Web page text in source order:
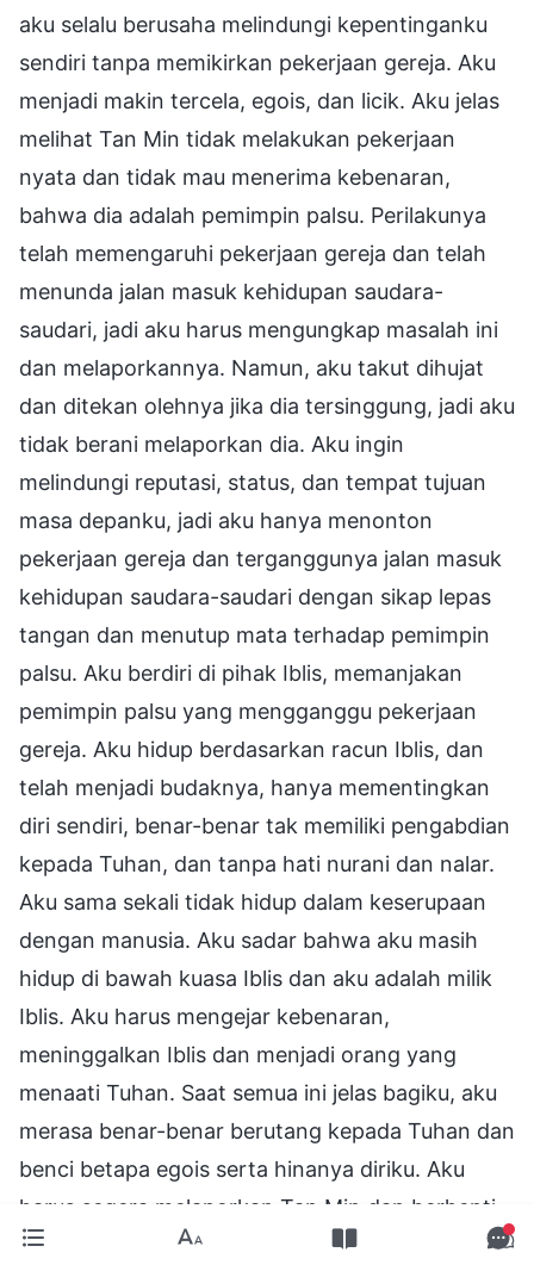
aku selalu berusaha melindungi kepentinganku
sendiri tanpa memikirkan pekerjaan gereja. Aku
menjadi makin tercela, egois, dan licik. Aku jelas
melihat Tan Min tidak melakukan pekerjaan
nyata dan tidak mau menerima kebenaran,
bahwa dia adalah pemimpin palsu. Perilakunya
telah memengaruhi pekerjaan gereja dan telah
menunda jalan masuk kehidupan saudara-
saudari, jadi aku harus mengungkap masalah ini
dan melaporkannya. Namun, aku takut dihujat
dan ditekan olehnya jika dia tersinggung, jadi aku
tidak berani melaporkan dia. Aku ingin
melindungi reputasi, status, dan tempat tujuan
masa depanku, jadi aku hanya menonton
pekerjaan gereja dan terganggunya jalan masuk
kehidupan saudara-saudari dengan sikap lepas
tangan dan menutup mata terhadap pemimpin
palsu. Aku berdiri di pihak Iblis, memanjakan
pemimpin palsu yang mengganggu pekerjaan
gereja. Aku hidup berdasarkan racun Iblis, dan
telah menjadi budaknya, hanya mementingkan
diri sendiri, benar-benar tak memiliki pengabdian
kepada Tuhan, dan tanpa hati nurani dan nalar.
Aku sama sekali tidak hidup dalam keserupaan
dengan manusia. Aku sadar bahwa aku masih
hidup di bawah kuasa Iblis dan aku adalah milik
Iblis. Aku harus mengejar kebenaran,
meninggalkan Iblis dan menjadi orang yang
menaati Tuhan. Saat semua ini jelas bagiku, aku
merasa benar-benar berutang kepada Tuhan dan
benci betapa egois serta hinanya diriku. Aku
harus segera melaporkan Tan Min dan berhenti
menyakiti hati Tuhan. Jadi, aku memberi tahu